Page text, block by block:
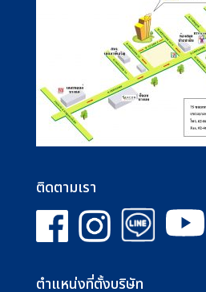
ติดตามเรา
ตำแหน่งที่ตั้งบริษัท